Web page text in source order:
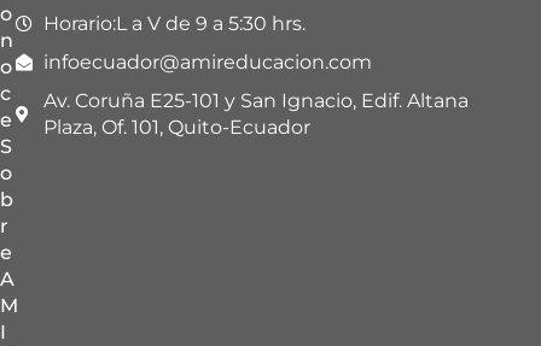
o
n
o
c
e
S
o
b
r
e
A
M
I
Horario:L a V de 9 a 5:30 hrs.
infoecuador@amireducacion.com
Av. Coruña E25-101 y San Ignacio, Edif. Altana
Plaza, Of. 101, Quito-Ecuador